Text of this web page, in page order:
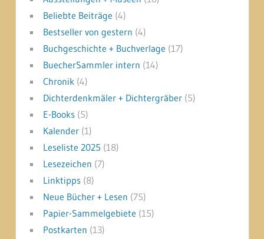
Beliebte Beiträge (4)
Bestseller von gestern (4)
Buchgeschichte + Buchverlage (17)
BuecherSammler intern (14)
Chronik(4)
Dichterdenkmäler + Dichtergräber(5)
E-Books(5)
Kalender(1)
Leseliste 2025 (18)
Lesezeichen (7)
Linktipps(8)
Neue Bücher + Lesen (75)
Papier-Sammelgebiete (15)
Postkarten (13)